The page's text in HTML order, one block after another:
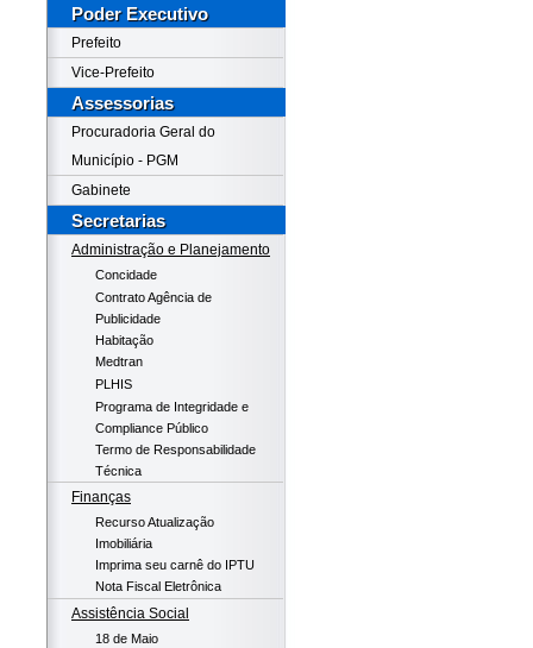
Poder Executivo
Prefeito
Vice-Prefeito
Assessorias
Procuradoria Geral do
Município - PGM
Gabinete
Secretarias
Administração e Planejamento
Concidade
Contrato Agência de
Publicidade
Habitação
Medtran
PLHIS
Programa de Integridade e
Compliance Público
Termo de Responsabilidade
Técnica
Finanças
Recurso Atualização
Imobiliária
Imprima seu carnê do IPTU
Nota Fiscal Eletrônica
Assistência Social
18 de Maio